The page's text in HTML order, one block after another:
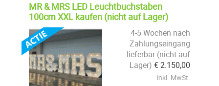
MR & MRS LED Leuchtbuchstaben
100cm XXL kaufen (nicht auf Lager)
4-5 Wochen nach
Zahlungseingang
lieferbar (nicht auf
Lager) €2.150,00
inkl. MwSt.